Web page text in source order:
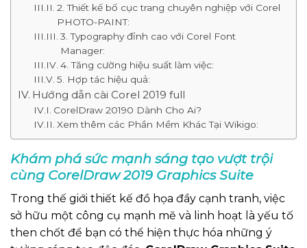
2. Thiết kế bố cục trang chuyên nghiệp với Corel
PHOTO-PAINT:
3. Typography đỉnh cao với Corel Font
Manager:
4. Tăng cường hiệu suất làm việc:
5. Hợp tác hiệu quả:
Hướng dẫn cài Corel 2019 full
CorelDraw 20190 Dành Cho Ai?
Xem thêm các Phần Mềm Khác Tại Wikigo:
Khám phá sức mạnh sáng tạo vượt trội
cùng CorelDraw 2019 Graphics Suite
Trong thế giới thiết kế đồ họa đầy cạnh tranh, việc
sở hữu một công cụ mạnh mẽ và linh hoạt là yếu tố
then chốt để bạn có thể hiện thực hóa những ý